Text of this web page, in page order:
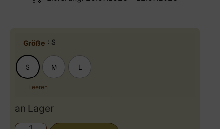
Größe : S
S M L
Leeren
an Lager